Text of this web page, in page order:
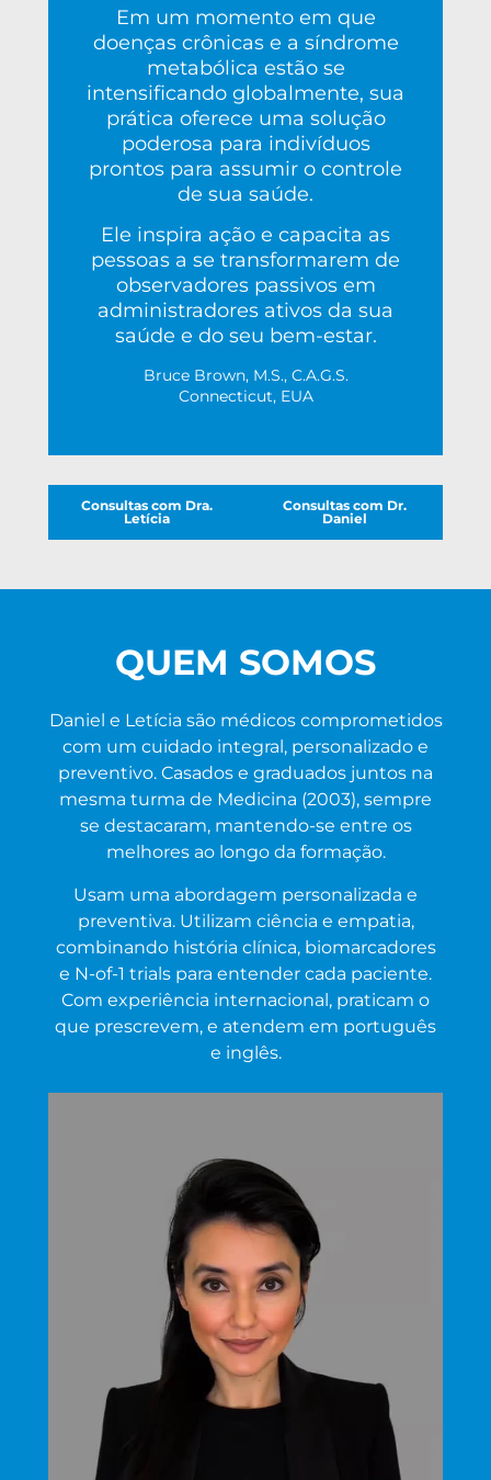
Em um momento em que
doenças crônicas e a síndrome
metabólica estão se
intensificando globalmente, sua
prática oferece uma solução
poderosa para indivíduos
prontos para assumir o controle
de sua saúde.
Ele inspira ação e capacita as
pessoas a se transformarem de
observadores passivos em
administradores ativos da sua
saúde e do seu bem-estar.
Bruce Brown, M.S., C.A.G.S.
Connecticut, EUA
Consultas com Dra.
Letícia
Consultas com Dr.
Daniel
QUEM SOMOS
Daniel e Letícia são médicos comprometidos
com um cuidado integral, personalizado e
preventivo. Casados e graduados juntos na
mesma turma de Medicina (2003), sempre
se destacaram, mantendo-se entre os
melhores ao longo da formação.
Usam uma abordagem personalizada e
preventiva. Utilizam ciência e empatia,
combinando história clínica, biomarcadores
e N-of-1 trials para entender cada paciente.
Com experiência internacional, praticam o
que prescrevem, e atendem em português
e inglês.